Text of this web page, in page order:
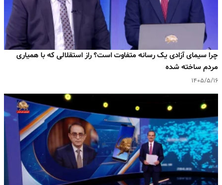
چرا سیمای آزادی یک رسانه متفاوت است؟ راز استقلالی که با همیاری
مردم ساخته شده
۱۴۰۵/۵/۱۶